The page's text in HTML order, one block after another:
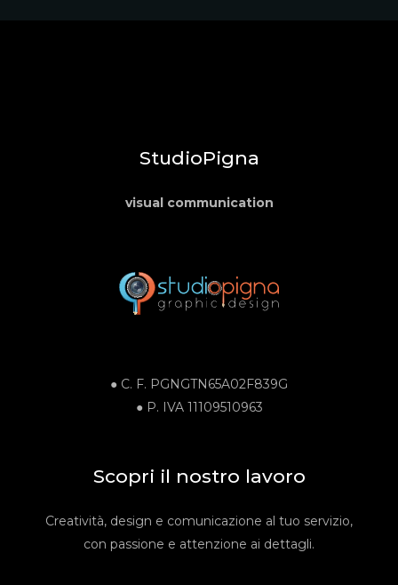
StudioPigna
visual communication
● C. F. PGNGTN65A02F839G
● P. IVA 11109510963
Scopri il nostro lavoro
Creatività, design e comunicazione al tuo servizio,
con passione e attenzione ai dettagli.